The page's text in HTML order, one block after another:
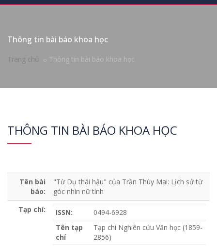
Thông tin bài báo khoa học
Trang chủ Thông tin bài báo khoa học
THÔNG TIN BÀI BÁO KHOA HỌC
Tên bài
báo:
"Từ Dụ thái hậu" của Trần Thùy Mai: Lịch sử từ
góc nhìn nữ tính
Tạp chí:
ISSN:
0494-6928
Tên tạp
chí
Tạp chí Nghiên cứu Văn học (1859-
2856)